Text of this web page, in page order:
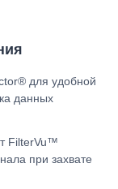
для удобной
данных
FilterVu™
при захвате